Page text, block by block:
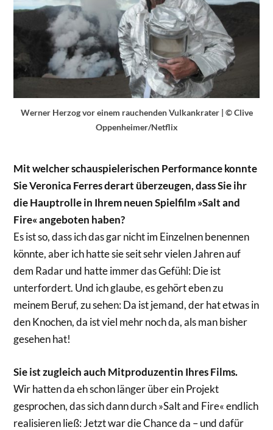
Werner Herzog vor einem rauchenden Vulkankrater | © Clive
Oppenheimer/Netflix
Mit welcher schauspielerischen Performance konnte
Sie Veronica Ferres derart überzeugen, dass Sie ihr
die Hauptrolle in Ihrem neuen Spielfilm »Salt and
Fire« angeboten haben?
Es ist so, dass ich das gar nicht im Einzelnen benennen
könnte, aber ich hatte sie seit sehr vielen Jahren auf
dem Radar und hatte immer das Gefühl: Die ist
unterfordert. Und ich glaube, es gehört eben zu
meinem Beruf, zu sehen: Da ist jemand, der hat etwas in
den Knochen, da ist viel mehr noch da, als man bisher
gesehen hat!
Sie ist zugleich auch Mitproduzentin Ihres Films.
Wir hatten da eh schon länger über ein Projekt
gesprochen, das sich dann durch »Salt and Fire« endlich
realisieren ließ: Jetzt war die Chance da – und dafür